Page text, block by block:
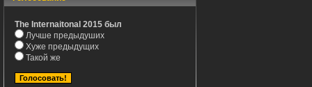
The Internaitonal 2015 был
Лучше предыдуших
Хуже предыдущих
Такой же